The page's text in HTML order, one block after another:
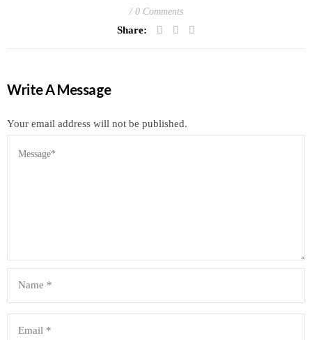
0 Comments
Share:
Write A Message
Your email address will not be published.